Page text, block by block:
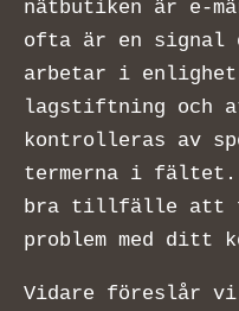
nätbutiken är e-
ofta är en signal
arbetar i enlighet
lagstiftning och
kontrolleras av
termerna i fältet.
bra tillfälle att
problem med ditt
Vidare föreslår